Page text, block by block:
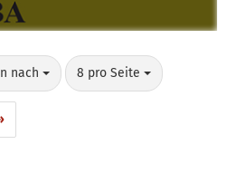
nach
nach 8 pro Seite
pro Seite